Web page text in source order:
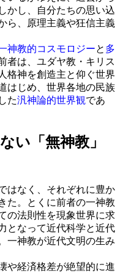
かし、自分たちの思い込
ら、原理主義や狂信主義
神教的コスモロジーと 多
者は、ユダヤ教・キリス
格神を創造主と仰ぐ世界
はじめ、世界各地の民族
た汎神論的世界観であ
い「無神教」
はなく、それぞれに豊か
た。とくに前者の一神教
の法則性を現象世界に求
となって近代科学と近代
一神教が近代文明の生み
や経済格差が絶望的に進